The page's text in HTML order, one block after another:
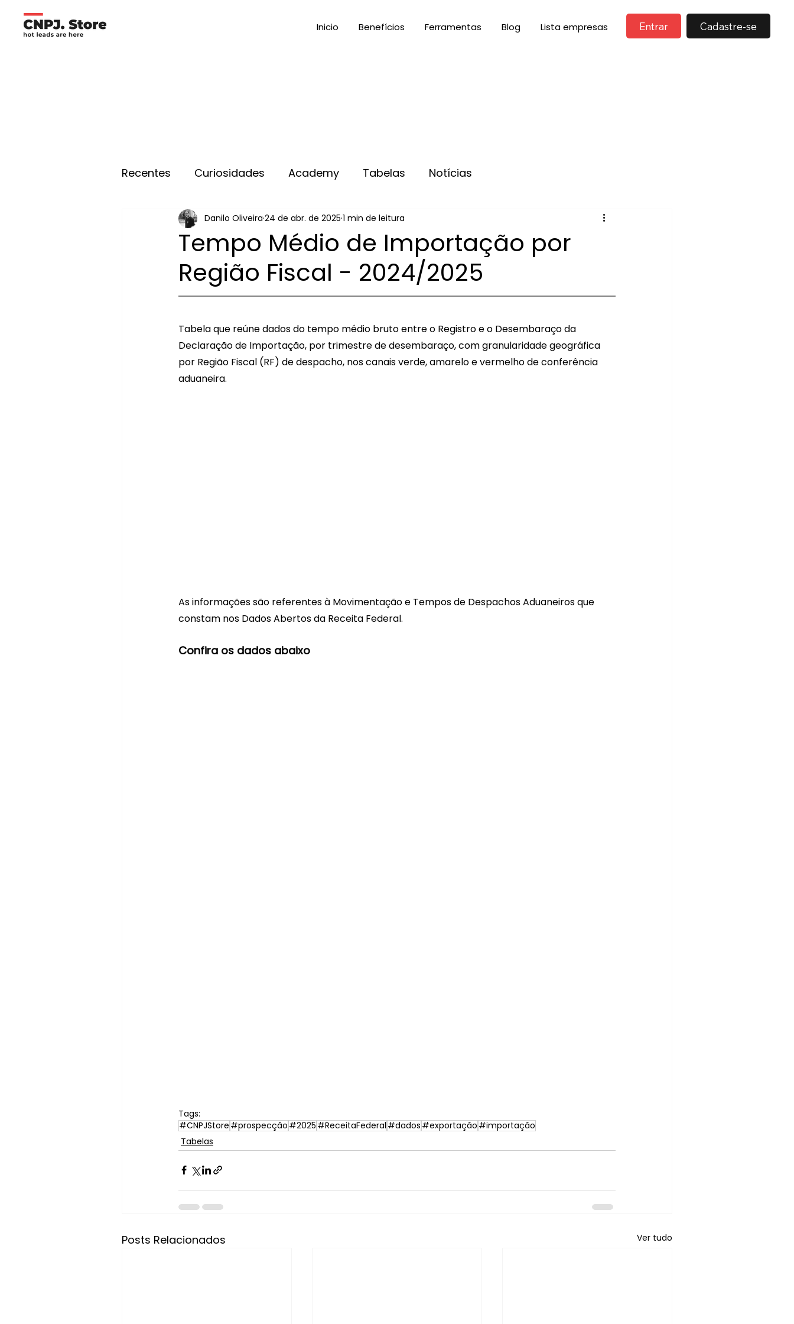
Inicio Benefícios Ferramentas Blog Lista empresas Entrar Cadastre-se
Recentes Curiosidades Academy Tabelas Notícias
Tempo Médio de Importação por
Região Fiscal - 2024/2025
Danilo Oliveira 24 de abr. de 2025 1 min de leitura
Tabela que reúne dados do tempo médio bruto entre o Registro e o Desembaraço da
Declaração de Importação, por trimestre de desembaraço, com granularidade geográfica
por Região Fiscal (RF) de despacho, nos canais verde, amarelo e vermelho de conferência
aduaneira.
As informações são referentes à Movimentação e Tempos de Despachos Aduaneiros que
constam nos Dados Abertos da Receita Federal.
Confira os dados abaixo
Tags:
#CNPJStore #prospecção #2025 #ReceitaFederal #dados #exportação #importação
Tabelas
Posts Relacionados Ver tudo